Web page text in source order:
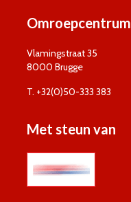
Omroepcentrum
Vlamingstraat 35
8000 Brugge
T. +32(0)50-333 383
Met steun van